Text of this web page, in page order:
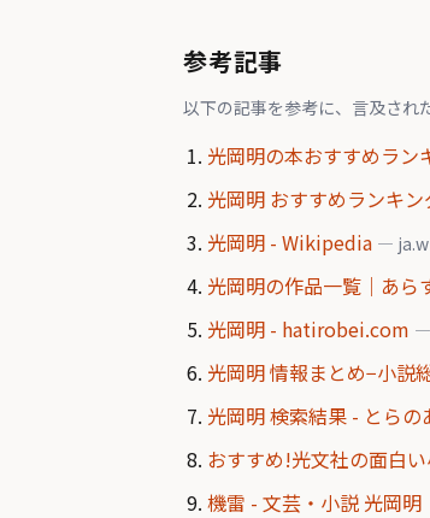
参考記事
以下の記事を参考に、言及され
光岡明の本おすすめラン
光岡明 おすすめランキ
光岡明 - Wikipedia —
光岡明の作品一覧｜あら
光岡明 - hatirobei.com
光岡明 情報まとめ−小説
光岡明 検索結果 - とら
おすすめ!光文社の面白
機雷 - 文芸・小説 光岡